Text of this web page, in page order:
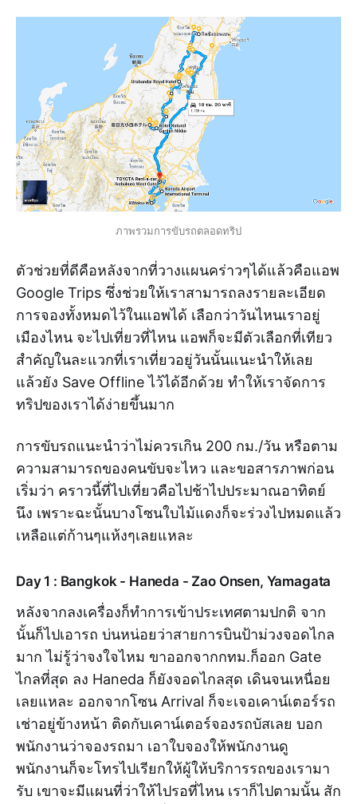
ภาพรวมการขับรถตลอดทริป
ตัวช่วยที่ดีคือหลังจากที่วางแผนคร่าวๆได้แล้วคือแอพ
Google Trips ซึ่งช่วยให้เราสามารถลงรายละเอียด
การจองทั้งหมดไว้ในแอพได้ เลือกว่าวันไหนเราอยู่
เมืองไหน จะไปเที่ยวที่ไหน แอพก็จะมีตัวเลือกที่เทียว
สำคัญในละแวกที่เราเที่ยวอยู่วันนั้นแนะนำให้เลย
แล้วยัง Save Offline ไว้ได้อีกด้วย ทำให้เราจัดการ
ทริปของเราได้ง่ายขึ้นมาก
การขับรถแนะนำว่าไม่ควรเกิน 200 กม./วัน หรือตาม
ความสามารถของคนขับจะไหว และขอสารภาพก่อน
เริ่มว่า คราวนี้ที่ไปเที่ยวคือไปช้าไปประมาณอาทิตย์
นึง เพราะฉะนั้นบางโซนใบไม้แดงก็จะร่วงไปหมดแล้ว
เหลือแต่ก้านๆแห้งๆเลยแหละ
Day 1 : Bangkok - Haneda - Zao Onsen, Yamagata
หลังจากลงเครื่องก็ทำการเข้าประเทศตามปกติ จาก
นั้นก็ไปเอารถ บ่นหน่อยว่าสายการบินป้าม่วงจอดไกล
มาก ไม่รู้ว่าจงใจไหม ขาออกจากกทม.ก็ออก Gate
ไกลที่สุด ลง Haneda ก็ยังจอดไกลสุด เดินจนเหนื่อย
เลยแหละ ออกจากโซน Arrival ก็จะเจอเคาน์เตอร์รถ
เช่าอยู่ข้างหน้า ติดกับเคาน์เตอร์จองรถบัสเลย บอก
พนักงานว่าจองรถมา เอาใบจองให้พนักงานดู
พนักงานก็จะโทรไปเรียกให้ผู้ให้บริการรถของเรามา
รับ เขาจะมีแผนที่ว่าให้ไปรอที่ไหน เราก็ไปตามนั้น สัก